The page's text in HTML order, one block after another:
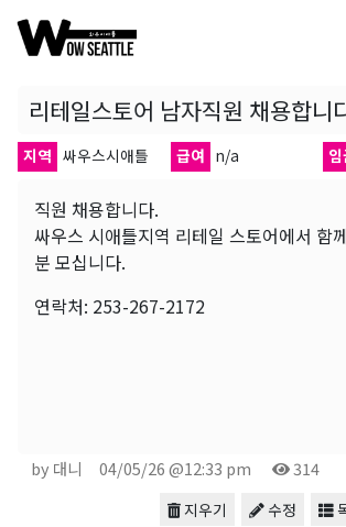
리테일스토어 남자직원 채용합니
지역 싸우스시애틀 급여 n/a
직원 채용합니다.
싸우스 시애틀지역 리테일 스토어에서 함
분 모십니다.
연락처: 253-267-2172
by 대니 04/05/26 @12:33 pm 314
수정
지우기